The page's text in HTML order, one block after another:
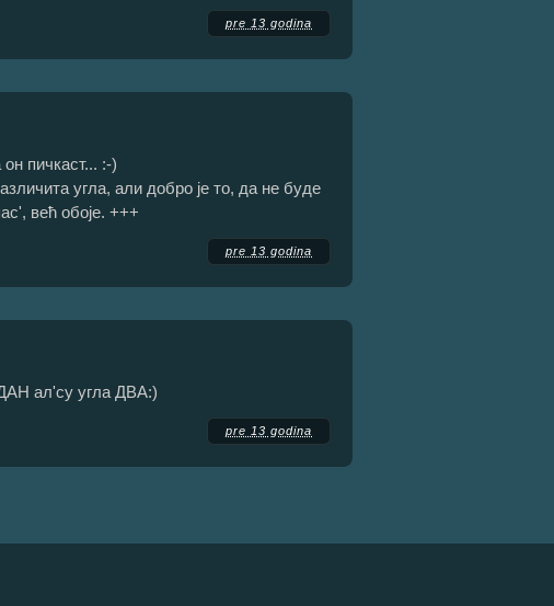
pre 13 godina
пичкаст... :-)
угла, али добро је то, да не буде
већ обоје. +++
pre 13 godina
ал'су угла ДВА:)
pre 13 godina